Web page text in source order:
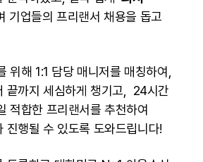
기업들의 프리랜서 채용을 돕고
위해 1:1 담당 매니저를 매칭하여,
끝까지 세심하게 챙기고, 24시간
적합한 프리랜서를 추천하여
진행될 수 있도록 도와드립니다!